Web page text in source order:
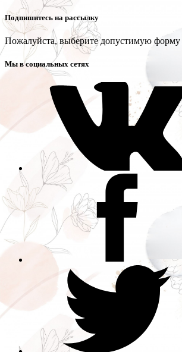
Подпишитесь на рассылку
Пожалуйста, выберите допустимую форму
Мы в социальных сетях